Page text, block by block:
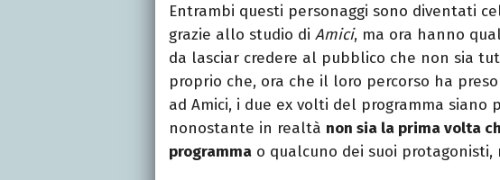
Entrambi questi personaggi sono diventati
grazie allo studio di Amici, ma ora hanno
da lasciar credere al pubblico che non sia
proprio che, ora che il loro percorso ha
ad Amici, i due ex volti del programma siano
nonostante in realtà non sia la prima volta
programma o qualcuno dei suoi protagonisti,